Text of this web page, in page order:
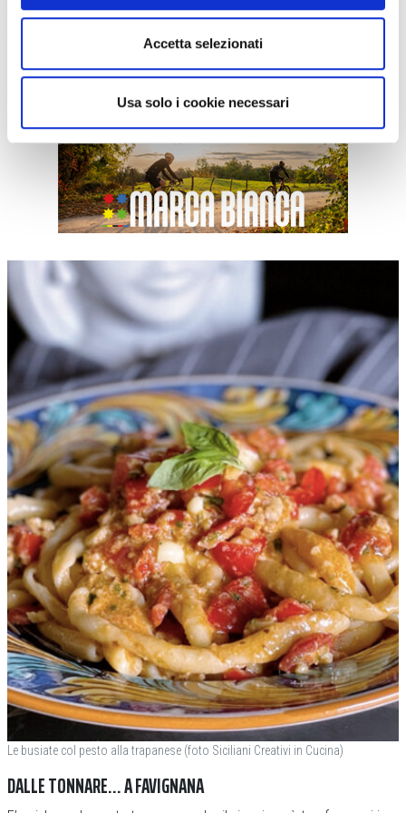
Accetta selezionati
Usa solo i cookie necessari
araba convive con la cattedrale normanna. Persino lo scrittore
ambienta parte di episodio e descrive proprio questo mix culturale.
Le sue vie strette, ornate dai tipici pannelli di ceramica, raccontano
Le busiate col pesto alla trapanese (foto Siciliani Creativi in Cucina)
DALLE TONNARE… A FAVIGNANA